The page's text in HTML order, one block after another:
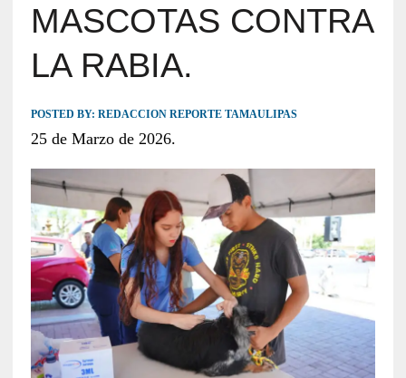
MASCOTAS CONTRA
LA RABIA.
POSTED BY: REDACCION REPORTE TAMAULIPAS
25 de Marzo de 2026.